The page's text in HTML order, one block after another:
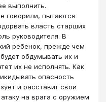
выполнить.
говорили, пытаются
власть старших
руководителя. В
ребенок, прежде чем
обдумывать их и
их не исполнять. Как
опасность
и расставит свои
на врага с оружием